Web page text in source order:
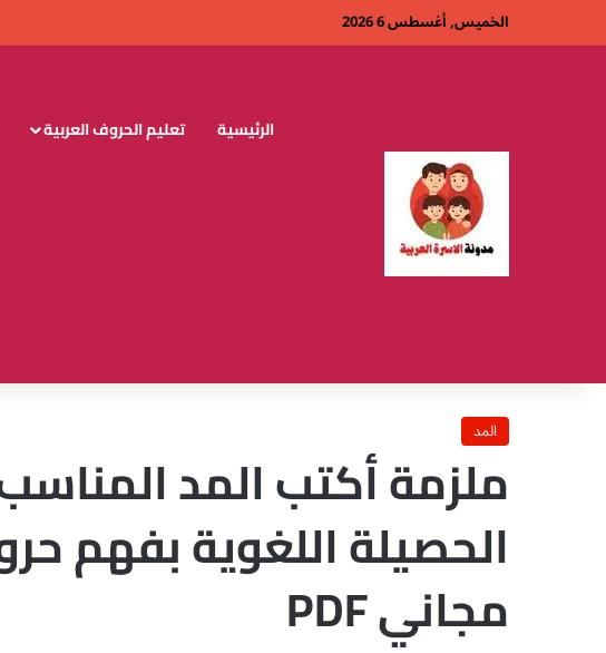
الخميس, أغسطس 6 2026
الرئيسية تعليم الحروف العربية
المد
ملزمة أكتب المد
الحصيلة اللغوية بفهم
مجاني PDF